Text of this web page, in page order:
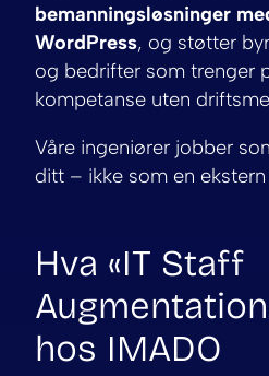
bemanningsløsninger
WordPress, og støtter
og bedrifter som trenger
kompetanse uten
Våre ingeniører jobber
ditt – ikke som en
Hva «IT Staff
hos IMADO